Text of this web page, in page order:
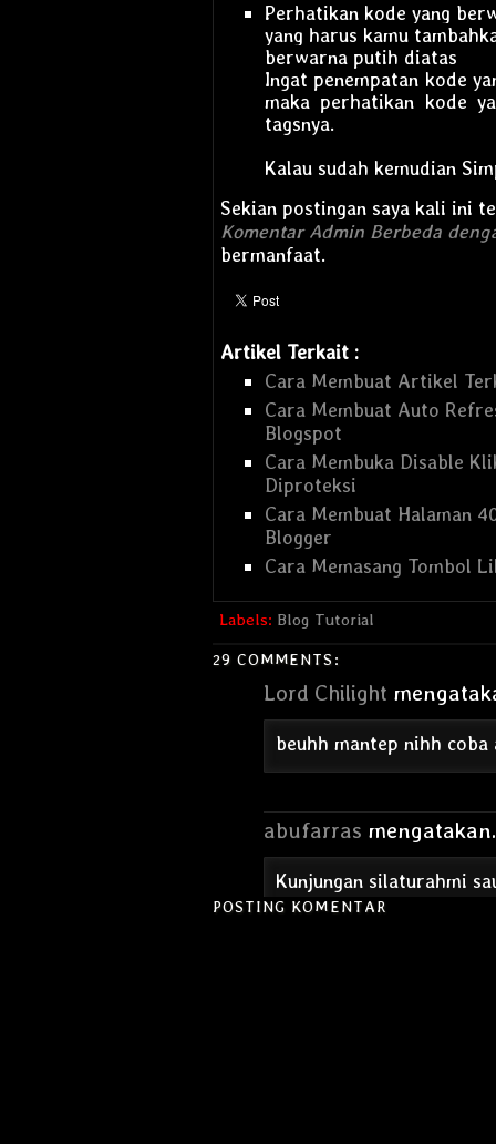
Perhatikan kode yang
yang harus kamu
berwarna putih diatas
Ingat penempatan kode
maka perhatikan kode
tagsnya.
Kalau sudah kemudian
Sekian postingan saya kali ini
Komentar Admin Berbeda
bermanfaat.
Artikel Terkait :
Cara Membuat Artikel
Cara Membuat Auto
Blogspot
Cara Membuka Disable
Diproteksi
Cara Membuat Halaman
Blogger
Cara Memasang Tombol
Labels: Blog Tutorial
29 COMMENTS:
Lord Chilight
beuhh mantep nihh coba
abufarras
Kunjungan silaturahmi
abu alhamdulillah telah
POSTING KOMENTAR